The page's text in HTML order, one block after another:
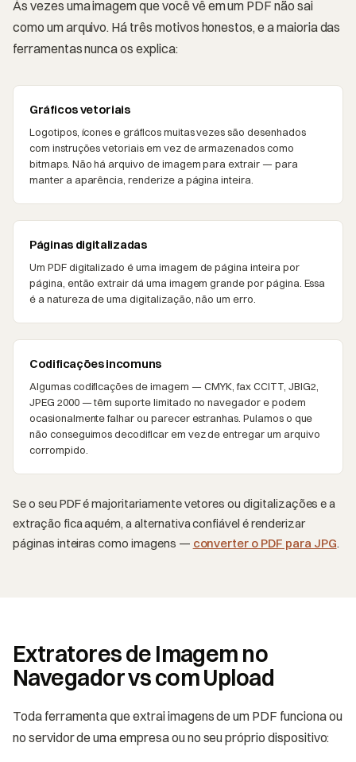
Às vezes uma imagem que você vê em um PDF não sai
como um arquivo. Há três motivos honestos, e a maioria das
ferramentas nunca os explica:
Gráficos vetoriais
Logotipos, ícones e gráficos muitas vezes são desenhados
com instruções vetoriais em vez de armazenados como
bitmaps. Não há arquivo de imagem para extrair — para
manter a aparência, renderize a página inteira.
Páginas digitalizadas
Um PDF digitalizado é uma imagem de página inteira por
página, então extrair dá uma imagem grande por página. Essa
é a natureza de uma digitalização, não um erro.
Codificações incomuns
Algumas codificações de imagem — CMYK, fax CCITT, JBIG2,
JPEG 2000 — têm suporte limitado no navegador e podem
ocasionalmente falhar ou parecer estranhas. Pulamos o que
não conseguimos decodificar em vez de entregar um arquivo
corrompido.
Se o seu PDF é majoritariamente vetores ou digitalizações e a
extração fica aquém, a alternativa confiável é renderizar
páginas inteiras como imagens — converter o PDF para JPG.
Extratores de Imagem no
Navegador vs com Upload
Toda ferramenta que extrai imagens de um PDF funciona ou
no servidor de uma empresa ou no seu próprio dispositivo: